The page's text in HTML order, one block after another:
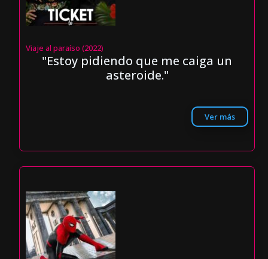
Viaje al paraíso (2022)
"Estoy pidiendo que me caiga un
asteroide."
Ver más